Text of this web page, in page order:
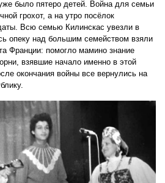
было пятеро детей. Война для семьи
грохот, а на утро посёлок
Всю семью Килинскас увезли в
опеку над большим семейством взяли
Франции: помогло мамино знание
взявшие начало именно в этой
окончания войны все вернулись на